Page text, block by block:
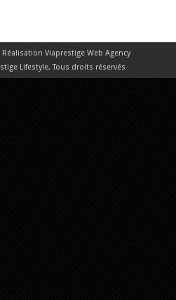
Réalisation Viaprestige Web Agency
Lifestyle, Tous droits réservés